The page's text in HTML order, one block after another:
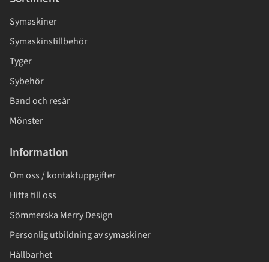
Symaskiner
Symaskinstillbehör
Tyger
Sybehör
Band och resår
Mönster
Information
Om oss / kontaktuppgifter
Hitta till oss
Sömmerska Merry Design
Personlig utbildning av symaskiner
Hållbarhet